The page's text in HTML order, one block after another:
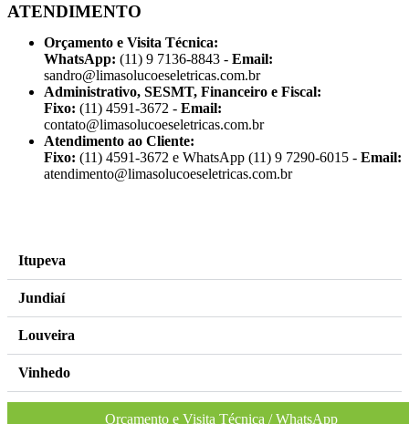
ATENDIMENTO
Orçamento e Visita Técnica:
WhatsApp: (11) 9 7136-8843 - Email:
sandro@limasolucoeseletricas.com.br
Administrativo, SESMT, Financeiro e Fiscal:
Fixo: (11) 4591-3672 - Email:
contato@limasolucoeseletricas.com.br
Atendimento ao Cliente:
Fixo: (11) 4591-3672 e WhatsApp (11) 9 7290-6015 - Email:
atendimento@limasolucoeseletricas.com.br
Itupeva
Jundiaí
Louveira
Vinhedo
Orçamento e Visita Técnica / WhatsApp